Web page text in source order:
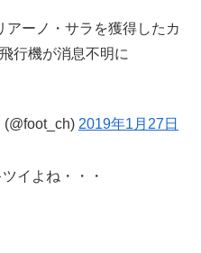
アーノ・サラを獲得したカ
行機が消息不明に
2019年1月27日
イよね・・・